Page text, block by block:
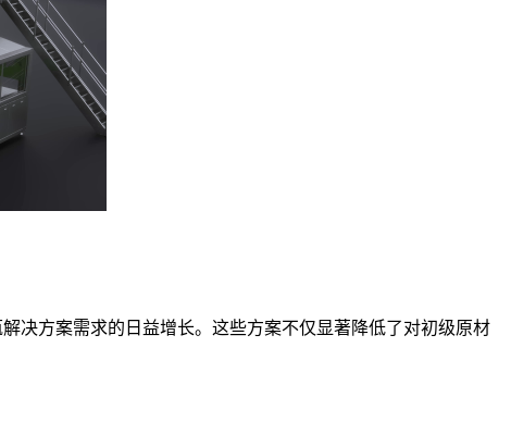
决方案需求的日益增长。这些方案不仅显著降低了对初级原材